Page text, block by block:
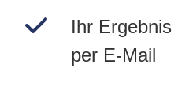
Ihr Ergebnis
per E-Mail